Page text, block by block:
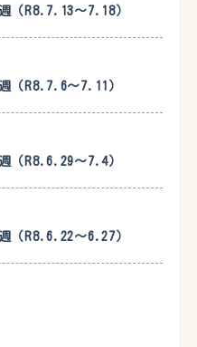
（R8.7.13〜7.18）
（R8.7.6〜7.11）
（R8.6.29〜7.4）
（R8.6.22〜6.27）